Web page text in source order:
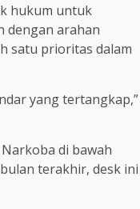
hukum untuk
dengan arahan
satu prioritas dalam
yang tertangkap,”
di bawah
terakhir, desk ini